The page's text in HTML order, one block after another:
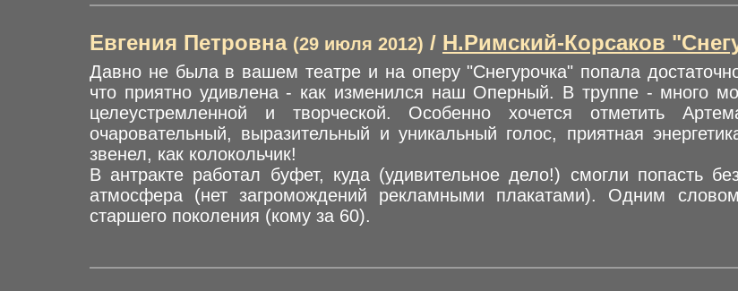
Евгения Петровна (29 июля 2012) / Н.Римский-Корсаков
Давно не была в вашем театре и на оперу "Снегурочка" попала
что приятно удивлена - как изменился наш Оперный. В труппе - много
целеустремленной и творческой. Особенно хочется отметить
очаровательный, выразительный и уникальный голос, приятная
звенел, как колокольчик!
В антракте работал буфет, куда (удивительное дело!) смогли попасть
атмосфера (нет загромождений рекламными плакатами). Одним
старшего поколения (кому за 60).